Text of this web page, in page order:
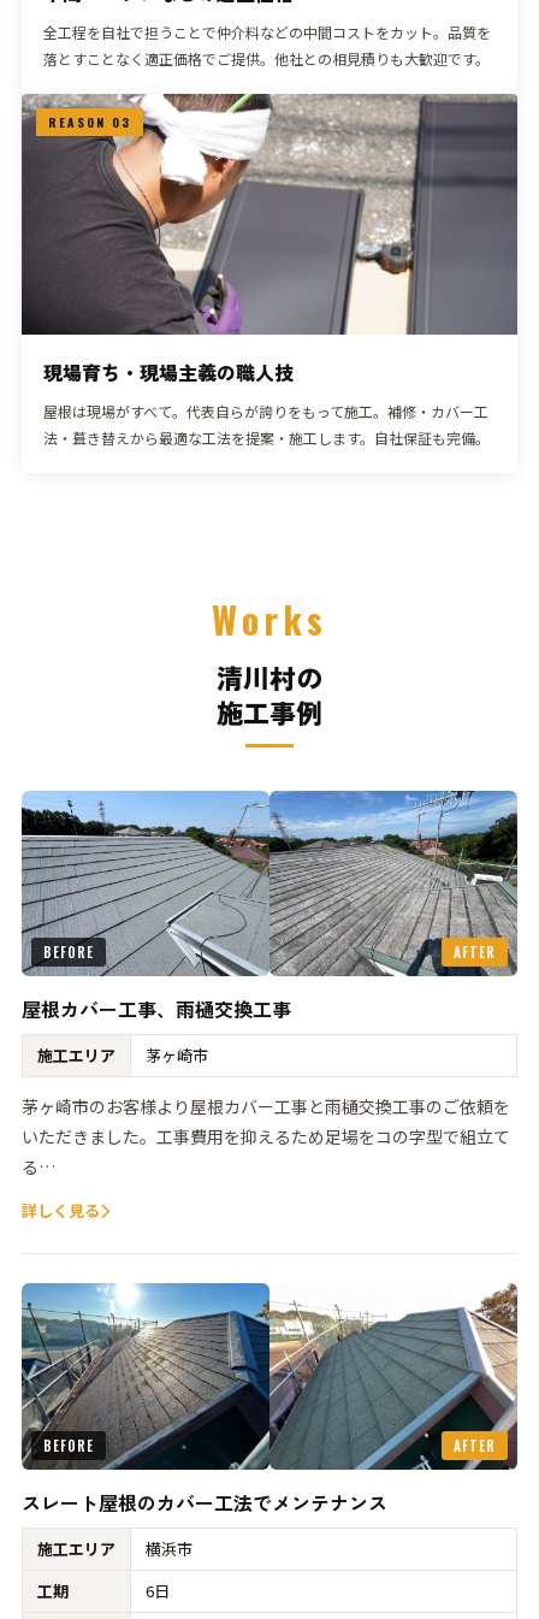
全工程を自社で担うことで仲介料などの中間コストをカット。品質を
落とすことなく適正価格でご提供。他社との相見積りも大歓迎です。
REASON 03
現場育ち・現場主義の職人技
屋根は現場がすべて。代表自らが誇りをもって施工。補修・カバー工
法・葺き替えから最適な工法を提案・施工します。自社保証も完備。
Works
清川村の
施工事例
BEFORE AFTER
屋根カバー工事、雨樋交換工事
施工エリア 茅ヶ崎市
茅ヶ崎市のお客様より屋根カバー工事と雨樋交換工事のご依頼を
いただきました。工事費用を抑えるため足場をコの字型で組立て
る…
詳しく見る
BEFORE AFTER
スレート屋根のカバー工法でメンテナンス
施工エリア
横浜市
工期
6日